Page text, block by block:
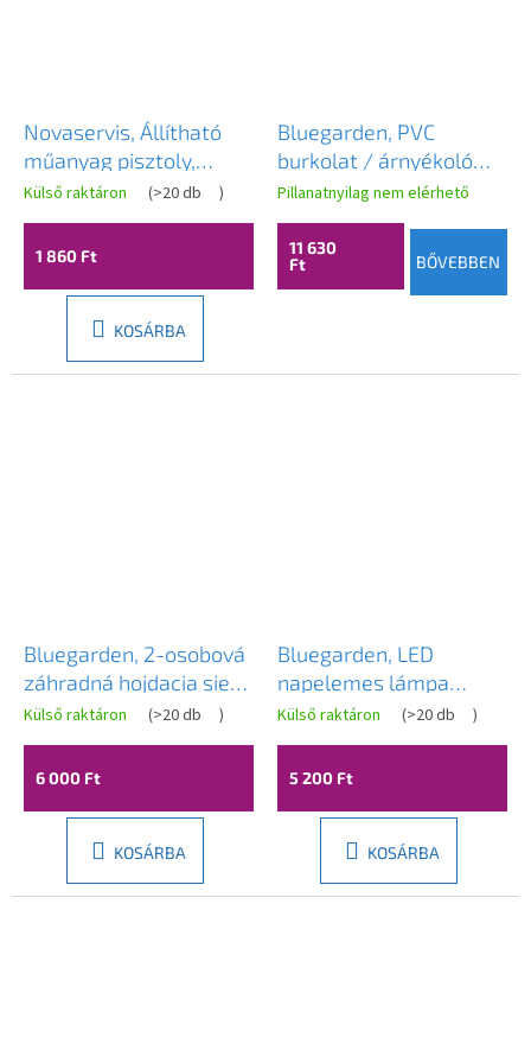
Novaservis, Állítható
műanyag pisztoly,
DY2021
Külső raktáron (>20 db )
1 860 Ft
KOSÁRBA
Bluegarden, PVC
burkolat / árnyékoló
terasz-erkélyhez 100 x
300 cm, zöld, OGR-
20002
Pillanatnyilag nem elérhető
11 630
Ft
BŐVEBBEN
Bluegarden, 2-osobová
záhradná hojdacia sieť
200x150 cm, modrá-
zelená, OGR-09029
Külső raktáron (>20 db )
6 000 Ft
KOSÁRBA
Bluegarden, LED
napelemes lámpa
rovarok ellen 15x15x27
cm J-22, fekete, OGR-
02107
Külső raktáron (>20 db )
5 200 Ft
KOSÁRBA